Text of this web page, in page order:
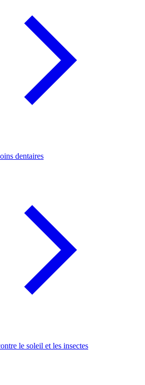
dentaires
le soleil et les insectes